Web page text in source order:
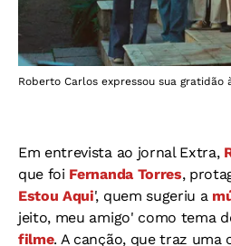
Roberto Carlos expressou sua gratidão
Em entrevista ao jornal Extra,
que foi Fernanda Torres,
Estou Aqui', quem sugeriu a
jeito, meu amigo' como tema
filme. A canção, que traz uma